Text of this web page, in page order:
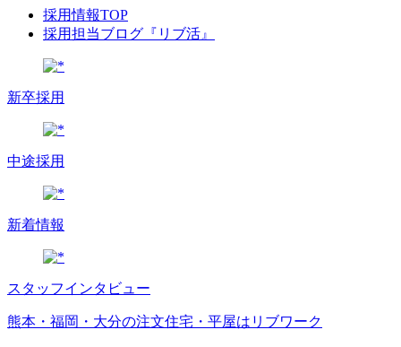
採用情報TOP
採用担当ブログ『リブ活』
新卒採用
中途採用
新着情報
スタッフインタビュー
熊本・福岡・大分の注文住宅・平屋はリブワーク